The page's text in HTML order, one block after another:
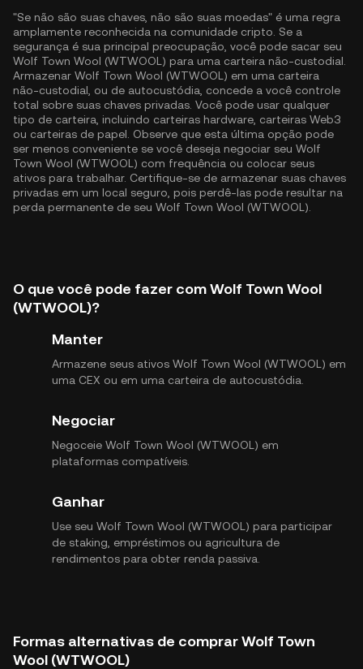
"Se não são suas chaves, não são suas moedas" é uma regra
amplamente reconhecida na comunidade cripto. Se a
segurança é sua principal preocupação, você pode sacar seu
Wolf Town Wool (WTWOOL) para uma carteira não-custodial.
Armazenar Wolf Town Wool (WTWOOL) em uma carteira
não-custodial, ou de autocustódia, concede a você controle
total sobre suas chaves privadas. Você pode usar qualquer
tipo de carteira, incluindo carteiras hardware, carteiras Web3
ou carteiras de papel. Observe que esta última opção pode
ser menos conveniente se você deseja negociar seu Wolf
Town Wool (WTWOOL) com frequência ou colocar seus
ativos para trabalhar. Certifique-se de armazenar suas chaves
privadas em um local seguro, pois perdê-las pode resultar na
perda permanente de seu Wolf Town Wool (WTWOOL).
O que você pode fazer com Wolf Town Wool
(WTWOOL)?
Manter
Armazene seus ativos Wolf Town Wool (WTWOOL) em
uma CEX ou em uma carteira de autocustódia.
Negociar
Negoceie Wolf Town Wool (WTWOOL) em
plataformas compatíveis.
Ganhar
Use seu Wolf Town Wool (WTWOOL) para participar
de staking, empréstimos ou agricultura de
rendimentos para obter renda passiva.
Formas alternativas de comprar Wolf Town
Wool (WTWOOL)